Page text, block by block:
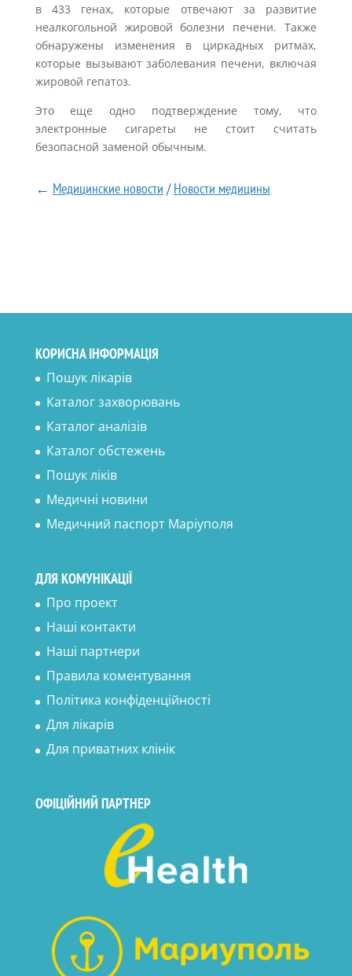
в 433 генах, которые отвечают за развитие
неалкогольной жировой болезни печени. Также
обнаружены изменения в циркадных ритмах,
которые вызывают заболевания печени, включая
жировой гепатоз.
Это еще одно подтверждение тому, что
электронные сигареты не стоит считать
безопасной заменой обычным.
← Медицинские новости /Новости медицины
КОРИСНА ІНФОРМАЦІЯ
Пошук лікарів
Каталог захворювань
Каталог аналізів
Каталог обстежень
Пошук ліків
Медичні новини
Медичний паспорт Маріуполя
ДЛЯ КОМУНІКАЦІЇ
Про проект
Наші контакти
Наші партнери
Правила коментування
Політика конфіденційності
Для лікарів
Для приватних клінік
ОФІЦІЙНИЙ ПАРТНЕР